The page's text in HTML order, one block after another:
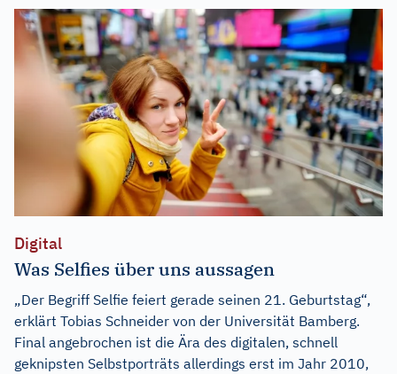
Digital
Was Selfies über uns aussagen
„Der Begriff Selfie feiert gerade seinen 21. Geburtstag“,
erklärt Tobias Schneider von der Universität Bamberg.
Final angebrochen ist die Ära des digitalen, schnell
geknipsten Selbstporträts allerdings erst im Jahr 2010,